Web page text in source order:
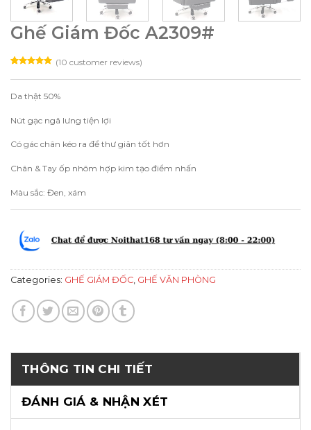
Ghế Giám Đốc A2309#
out of 5
customer
(10 customer reviews)
Da thật 50%
Nút gạc ngã lưng tiện lợi
Có gác chân kéo ra để thư giãn tốt hơn
Chân & Tay ốp nhôm hợp kim tạo điểm nhấn
Màu sắc: Đen, xám
Categories: GHẾ GIÁM ĐỐC, GHẾ VĂN PHÒNG
THÔNG TIN CHI TIẾT
ĐÁNH GIÁ & NHẬN XÉT